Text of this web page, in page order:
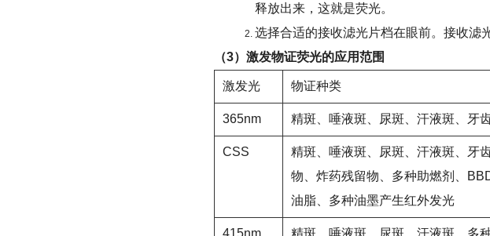
释放出来，这就是荧光。
选择合适的接收滤光片档在眼前。接收滤
（3）激发物证荧光的应用范围
激发光 物证种类
365nm 精斑、唾液斑、尿斑、汗液斑、牙
CSS
精斑、唾液斑、尿斑、汗液斑、牙
物、炸药残留物、多种助燃剂、
油脂、多种油墨产生红外发光
415nm 精斑、唾液斑、尿斑、汗液斑、多